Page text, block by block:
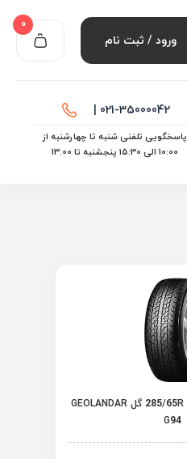
ورود / ثبت نام
0
021-35000042 |
پاسخگویی تلفنی شنبه تا چهارشنبه از
10:00 الی ۱۵:30 پنجشنبه تا 13:00
لاستیک یوکوهاما 285/65R 17 گل GEOLANDAR
G94